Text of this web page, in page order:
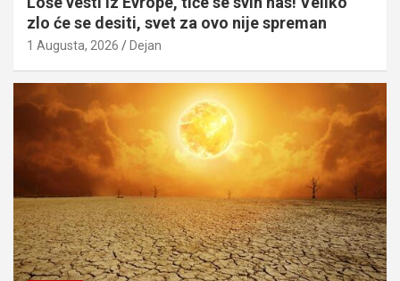
zlo će se desiti, svet za ovo nije spreman
1 Augusta, 2026 Dejan